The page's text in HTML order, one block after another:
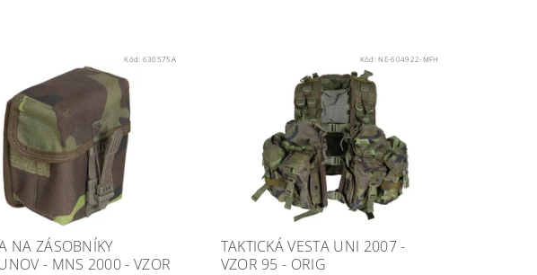
Kód: 630575A
NA ZÁSOBNÍKY
- MNS 2000 - VZOR
Kód:NE-604922-MFH
TAKTICKÁ VESTA UNI 2007 -
VZOR 95 - ORIG